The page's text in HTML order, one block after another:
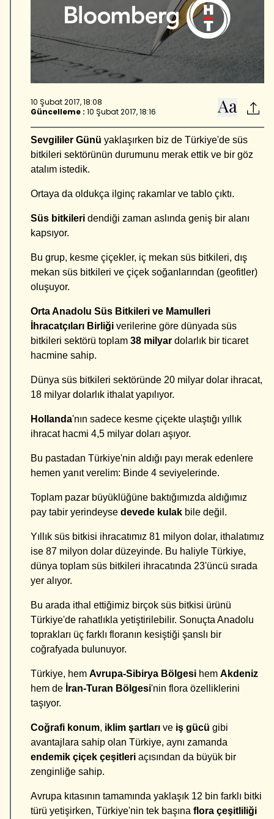
10 Şubat 2017, 18:08
Güncelleme : 10 Şubat 2017, 18:16
Sevgililer Günü yaklaşırken biz de Türkiye'de süs
bitkileri sektörünün durumunu merak ettik ve bir göz
atalım istedik.
Ortaya da oldukça ilginç rakamlar ve tablo çıktı.
Süs bitkileri dendiği zaman aslında geniş bir alanı
kapsıyor.
Bu grup, kesme çiçekler, iç mekan süs bitkileri, dış
mekan süs bitkileri ve çiçek soğanlarından (geofitler)
oluşuyor.
Orta Anadolu Süs Bitkileri ve Mamulleri
İhracatçıları Birliği verilerine göre dünyada süs
bitkileri sektörü toplam 38 milyar dolarlık bir ticaret
hacmine sahip.
Dünya süs bitkileri sektöründe 20 milyar dolar ihracat,
18 milyar dolarlık ithalat yapılıyor.
Hollanda'nın sadece kesme çiçekte ulaştığı yıllık
ihracat hacmi 4,5 milyar doları aşıyor.
Bu pastadan Türkiye'nin aldığı payı merak edenlere
hemen yanıt verelim: Binde 4 seviyelerinde.
Toplam pazar büyüklüğüne baktığımızda aldığımız
pay tabir yerindeyse devede kulak bile değil.
Yıllık süs bitkisi ihracatımız 81 milyon dolar, ithalatımız
ise 87 milyon dolar düzeyinde. Bu haliyle Türkiye,
dünya toplam süs bitkileri ihracatında 23'üncü sırada
yer alıyor.
Bu arada ithal ettiğimiz birçok süs bitkisi ürünü
Türkiye'de rahatlıkla yetiştirilebilir. Sonuçta Anadolu
toprakları üç farklı floranın kesiştiği şanslı bir
coğrafyada bulunuyor.
Türkiye, hem Avrupa-Sibirya Bölgesi hem Akdeniz
hem de İran-Turan Bölgesi'nin flora özelliklerini
taşıyor.
Coğrafi konum, iklim şartları ve iş gücü gibi
avantajlara sahip olan Türkiye, aynı zamanda
endemik çiçek çeşitleri açısından da büyük bir
zenginliğe sahip.
Avrupa kıtasının tamamında yaklaşık 12 bin farklı bitki
türü yetişirken, Türkiye'nin tek başına flora çeşitliliği